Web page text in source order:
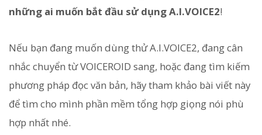
những ai muốn bắt đầu sử dụng A.I.VOICE2!
Nếu bạn đang muốn dùng thử A.I.VOICE2, đang cân
nhắc chuyển từ VOICEROID sang, hoặc đang tìm kiếm
phương pháp đọc văn bản, hãy tham khảo bài viết này
để tìm cho mình phần mềm tổng hợp giọng nói phù
hợp nhất nhé.